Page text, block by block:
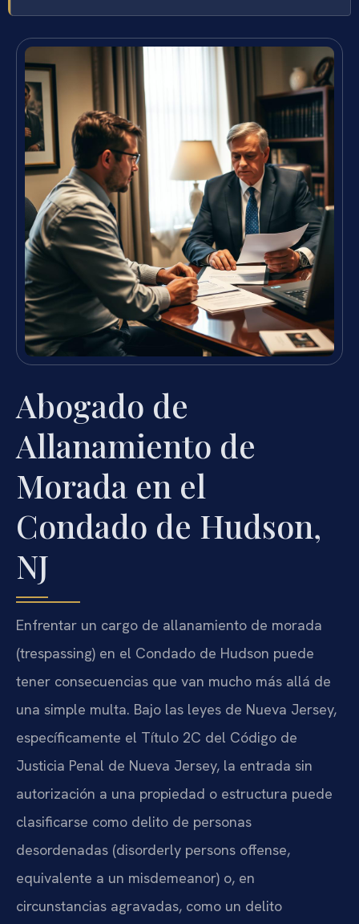
Abogado de
Allanamiento de
Morada en el
Condado de Hudson,
NJ
Enfrentar un cargo de allanamiento de morada
(trespassing) en el Condado de Hudson puede
tener consecuencias que van mucho más allá de
una simple multa. Bajo las leyes de Nueva Jersey,
específicamente el Título 2C del Código de
Justicia Penal de Nueva Jersey, la entrada sin
autorización a una propiedad o estructura puede
clasificarse como delito de personas
desordenadas (disorderly persons offense,
equivalente a un misdemeanor) o, en
circunstancias agravadas, como un delito